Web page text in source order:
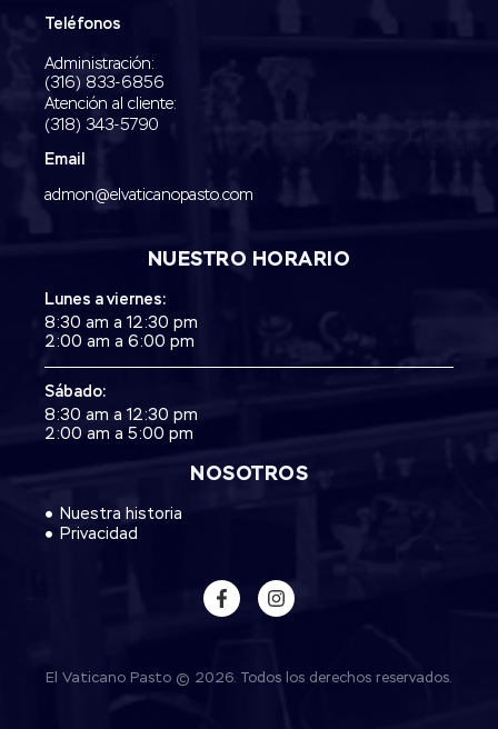
Teléfonos
Administración:
‭(316) 833-6856‬
Atención al cliente:
(318) 343-5790‬
Email
admon@elvaticanopasto.com
NOSOTROS
Nuestra historia
Privacidad
NUESTRO HORARIO
Lunes a viernes:
8:30 am a 12:30 pm
2:00 am a 6:00 pm
Sábado:
8:30 am a 12:30 pm
2:00 am a 5:00 pm
El Vaticano Pasto © 2026. Todos los derechos reservados.